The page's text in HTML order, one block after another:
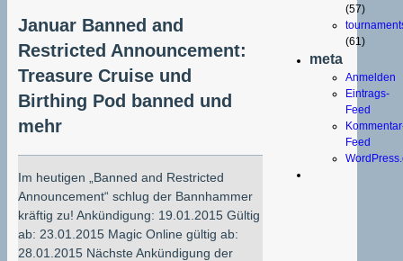
Januar Banned and
Restricted Announcement:
Treasure Cruise und
Birthing Pod banned und
mehr
Im heutigen „Banned and Restricted
Announcement“ schlug der Bannhammer
kräftig zu! Ankündigung: 19.01.2015 Gültig
ab: 23.01.2015 Magic Online gültig ab:
28.01.2015 Nächste Ankündigung der
(57)
(61)
meta
Anmelden
Eintrags-
Feed
Feed